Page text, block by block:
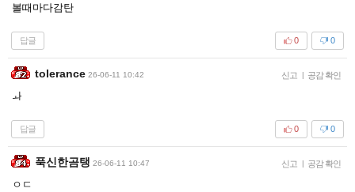
볼때마다감탄
답글 0
0
tolerance 26-06-11 10:42 신고 | 공감 확인
ㅘ
답글 0
0
푹신한곰탱 26-06-11 10:47 신고 | 공감 확인
ㅇㄷ